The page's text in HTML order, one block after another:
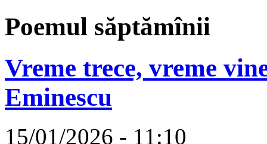
Poemul săptămînii
Vreme trece, vreme
Eminescu
15/01/2026 - 11:10